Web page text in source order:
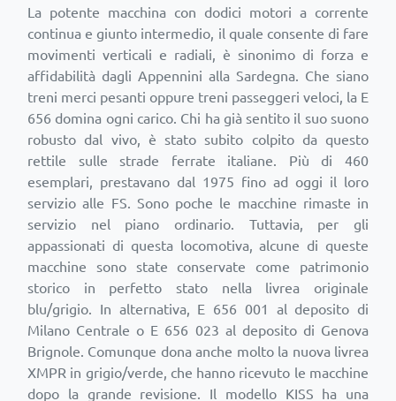
La potente macchina con dodici motori a corrente
continua e giunto intermedio, il quale consente di fare
movimenti verticali e radiali, è sinonimo di forza e
affidabilità dagli Appennini alla Sardegna. Che siano
treni merci pesanti oppure treni passeggeri veloci, la E
656 domina ogni carico. Chi ha già sentito il suo suono
robusto dal vivo, è stato subito colpito da questo
rettile sulle strade ferrate italiane. Più di 460
esemplari, prestavano dal 1975 fino ad oggi il loro
servizio alle FS. Sono poche le macchine rimaste in
servizio nel piano ordinario. Tuttavia, per gli
appassionati di questa locomotiva, alcune di queste
macchine sono state conservate come patrimonio
storico in perfetto stato nella livrea originale
blu/grigio. In alternativa, E 656 001 al deposito di
Milano Centrale o E 656 023 al deposito di Genova
Brignole. Comunque dona anche molto la nuova livrea
XMPR in grigio/verde, che hanno ricevuto le macchine
dopo la grande revisione. Il modello KISS ha una